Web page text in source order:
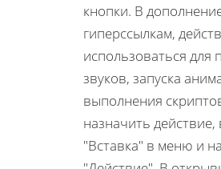
кнопки. В
гиперссылкам,
использоваться для
звуков, запуска
выполнения
назначить
"Вставка" в меню и